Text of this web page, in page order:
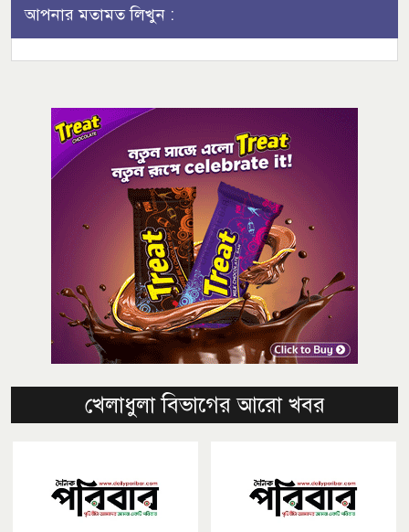
আপনার মতামত লিখুন :
খেলাধুলা বিভাগের আরো খবর